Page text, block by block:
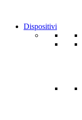
Dispositivi